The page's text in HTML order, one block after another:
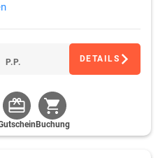
P.P. DETAILS
Buchung